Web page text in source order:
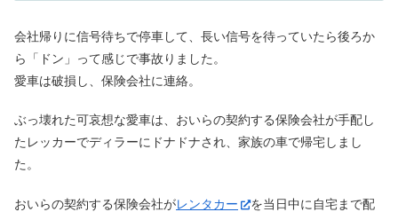
会社帰りに信号待ちで停車して、長い信号を待っていたら後ろか
ら「ドン」って感じで事故りました。
愛車は破損し、保険会社に連絡。
ぶっ壊れた可哀想な愛車は、おいらの契約する保険会社が手配し
たレッカーでディラーにドナドナされ、家族の車で帰宅しまし
た。
おいらの契約する保険会社がレンタカー
を当日中に自宅まで配